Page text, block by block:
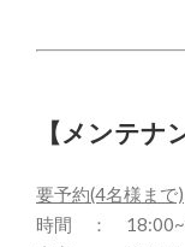
【メンテナ
要予約(4名様まで)
時間 ：